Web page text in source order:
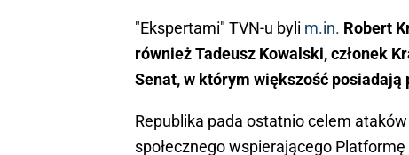
"Ekspertami" TVN-u byli m.in. Robert
również Tadeusz Kowalski, członek
Senat, w którym większość
Republika pada ostatnio celem ataków
społecznego wspierającego